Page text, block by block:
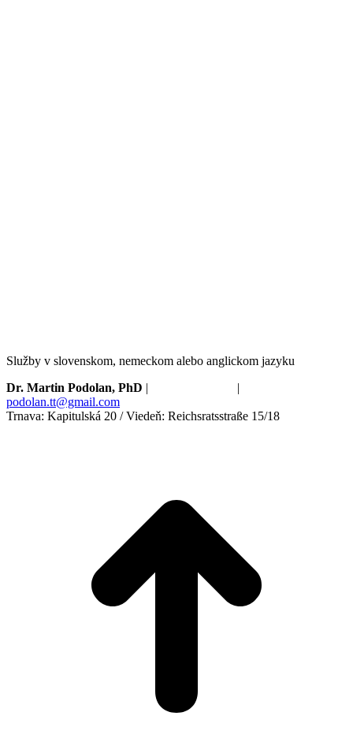
Služby v slovenskom, nemeckom alebo anglickom jazyku
Dr. Martin Podolan, PhD |
|
podolan.tt@gmail.com
Trnava: Kapitulská 20 / Viedeň: Reichsratsstraße 15/18